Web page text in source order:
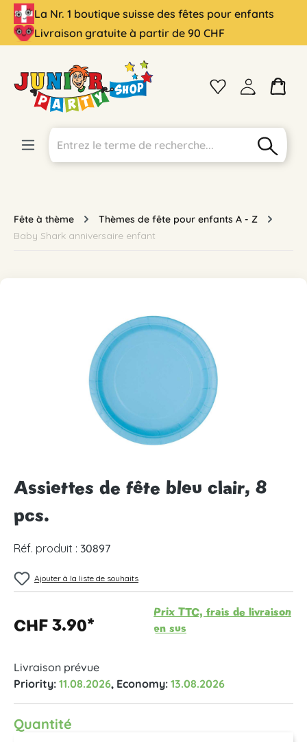
principal
La Nr. 1 boutique suisse des fêtes pour enfants
Livraison gratuite à partir de 90 CHF
Fête à thème
Thèmes de fête pour enfants A - Z
Baby Shark anniversaire enfant
Ignorer la galerie d'images
Assiettes de fête bleu clair, 8
pcs.
Réf. produit : 30897
Ajouter à la liste de souhaits
CHF 3.90*
Prix TTC, frais de livraison
en sus
Livraison prévue
Priority: 11.08.2026, Economy: 13.08.2026
Quantité